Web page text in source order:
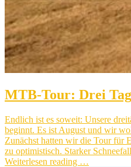
MTB-Tour: Drei
Endlich ist es soweit: Unsere
beginnt. Es ist August und wir
Zunächst hatten wir die Tour für
zu optimistisch. Starker
Weiterlesen reading …